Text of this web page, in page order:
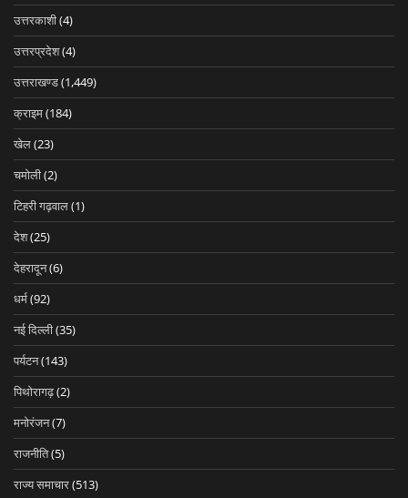
उत्तरकाशी(4)
उत्तरप्रदेश(4)
उत्तराखण्ड(1,449)
क्राइम(184)
खेल(23)
चमोली(2)
टिहरी गढ़वाल(1)
देश(25)
देहरादून(6)
धर्म(92)
नई दिल्ली(35)
पर्यटन(143)
पिथोरागढ़(2)
मनोरंजन(7)
राजनीति(5)
राज्य समाचार(513)